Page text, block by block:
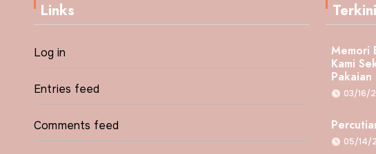
Links
Log in
Entries feed
Comments feed
Terkini
Memori
Kami
03/16/
05/14/